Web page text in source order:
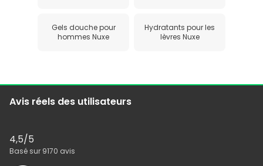
Gels douche pour
hommes Nuxe
Hydratants pour les
lèvres Nuxe
Avis réels des utilisateurs
4,5/5
Basé sur 9170 avis